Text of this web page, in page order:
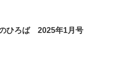
ひろば 2025年1月号